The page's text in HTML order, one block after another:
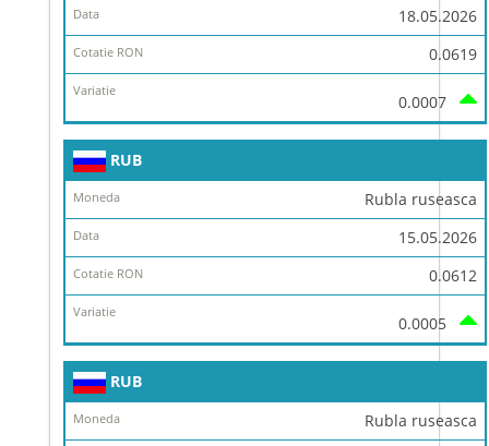
18.05.2026
0.0619
0.0007
RUB
Rubla ruseasca
15.05.2026
0.0612
0.0005
RUB
Rubla ruseasca